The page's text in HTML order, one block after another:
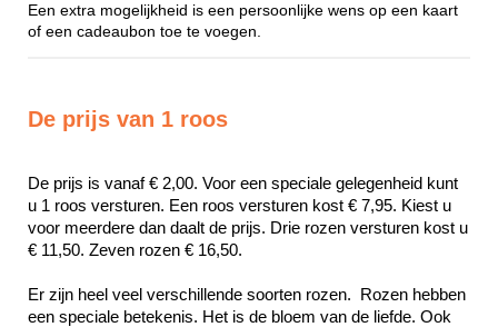
Een extra mogelijkheid is een persoonlijke wens op een kaart
of een cadeaubon toe te voegen.
De prijs van 1 roos
De prijs is vanaf € 2,00. Voor een speciale gelegenheid kunt
u 1 roos versturen. Een roos versturen kost € 7,95. Kiest u
voor meerdere dan daalt de prijs. Drie rozen versturen kost u
€ 11,50. Zeven rozen € 16,50.
Er zijn heel veel verschillende soorten rozen.  Rozen hebben
een speciale betekenis. Het is de bloem van de liefde. Ook